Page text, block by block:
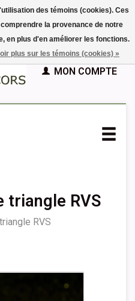
EUR
GBPFrançais
Nederlands
Español
PANIER (€0,00)
MON COMPTE
triangle RVS
RVS
des témoins (cookies). Ces
la provenance de notre
en plus d'en améliorer les fonctions.
plus sur les témoins (cookies) »